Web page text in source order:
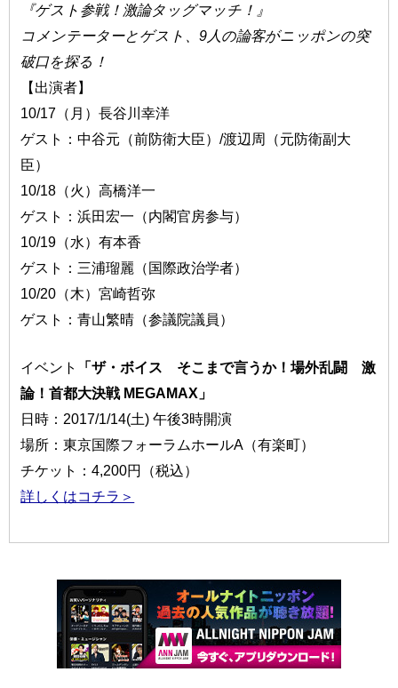
『ゲスト参戦！激論タッグマッチ！』
コメンテーターとゲスト、9人の論客がニッポンの突
破口を探る！
【出演者】
10/17（月）長谷川幸洋
ゲスト：中谷元（前防衛大臣）/渡辺周（元防衛副大
臣）
10/18（火）高橋洋一
ゲスト：浜田宏一（内閣官房参与）
10/19（水）有本香
ゲスト：三浦瑠麗（国際政治学者）
10/20（木）宮崎哲弥
ゲスト：青山繁晴（参議院議員）
イベント
「ザ・ボイス そこまで言うか！場外乱闘 激
論！首都大決戦 MEGAMAX」
日時：2017/1/14(土) 午後3時開演
場所：東京国際フォーラムホールA（有楽町）
チケット：4,200円（税込）
詳しくはコチラ＞